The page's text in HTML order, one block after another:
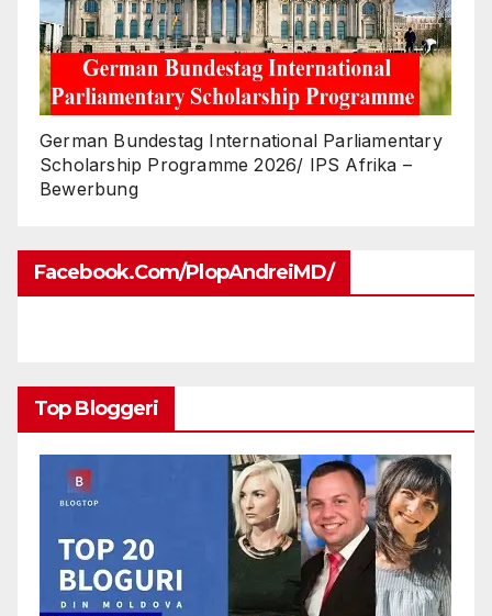
German Bundestag International Parliamentary
Scholarship Programme 2026/ IPS Afrika –
Bewerbung
Facebook.com/PlopAndreiMD/
Top Bloggeri